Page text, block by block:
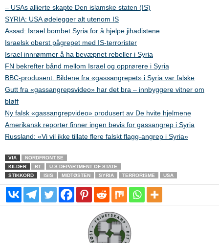
– USAs allierte skapte Den islamske staten (IS)
SYRIA: USA ødelegger alt utenom IS
Assad: Israel bombet Syria for å hjelpe jihadistene
Israelsk oberst pågrepet med IS-terrorister
Israel innrømmer å ha bevæpnet rebeller i Syria
FN bekrefter bånd mellom Israel og opprørere i Syria
BBC-produsent: Bildene fra «gassangrepet» i Syria var falske
Gutt fra «gassangrepsvideo» har det bra – innbyggere vitner om
bløff
Ny falsk «gassangrepvideo» produsert av De hvite hjelmene
Amerikansk reporter finner ingen bevis for gassangrep i Syria
Russland: «Vi vil ikke tillate flere falskt flagg-angrep i Syria»
VIA
NORDFRONT.SE
KILDER
RT
U.S DEPARTMENT OF STATE
STIKKORD
ISIS MIDTØSTEN SYRIA TERRORISME USA